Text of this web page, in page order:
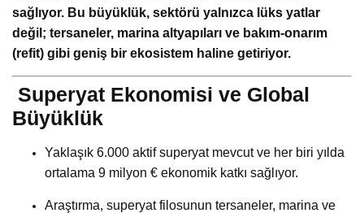
sağlıyor. Bu büyüklük, sektörü yalnızca lüks yatlar
değil; tersaneler, marina altyapıları ve bakım-onarım
(refit) gibi geniş bir ekosistem haline getiriyor.
Superyat Ekonomisi ve Global
Büyüklük
Yaklaşık 6.000 aktif superyat mevcut ve her biri yılda
ortalama 9 milyon € ekonomik katkı sağlıyor.
Araştırma, superyat filosunun tersaneler, marina ve